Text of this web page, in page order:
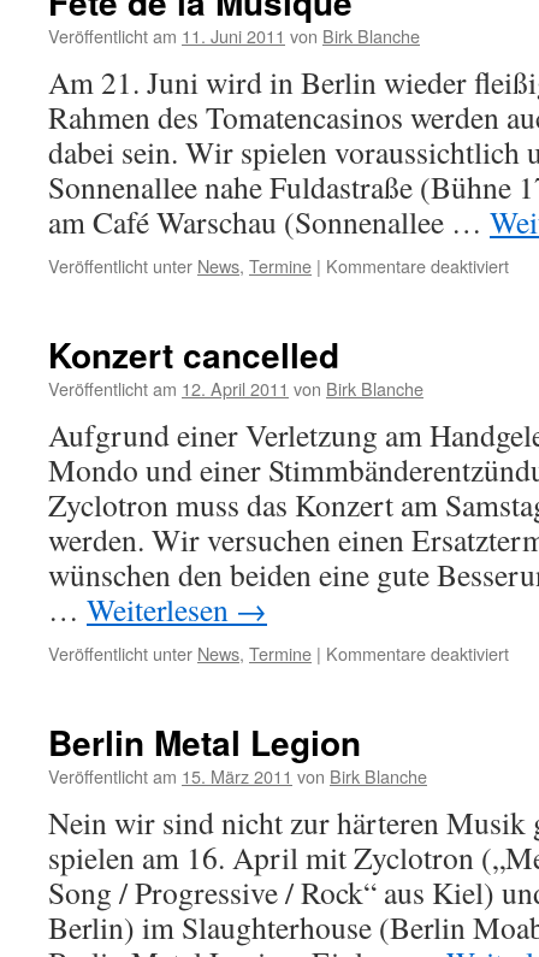
Veröffentlicht am 11. Juni 2011 von Birk Blanche
Am 21. Juni wird in Berlin wieder
Rahmen des Tomatencasinos werden
dabei sein. Wir spielen voraussichtlich
Sonnenallee nahe Fuldastraße (Bühne
am Café Warschau (Sonnenallee …
Veröffentlicht unter News, Termine | Kommentare deaktiviertfür
Konzert cancelled
Veröffentlicht am 12. April 2011 von Birk Blanche
Aufgrund einer Verletzung am
Mondo und einer
Zyclotron muss das Konzert am
werden. Wir versuchen einen
wünschen den beiden eine gute
… Weiterlesen →
Veröffentlicht unter News, Termine | Kommentare deaktiviertfür
Berlin Metal Legion
Veröffentlicht am 15. März 2011 von Birk Blanche
Nein wir sind nicht zur härteren Musik
spielen am 16. April mit Zyclotron
Song / Progressive / Rock“ aus Kiel)
Berlin) im Slaughterhouse (Berlin